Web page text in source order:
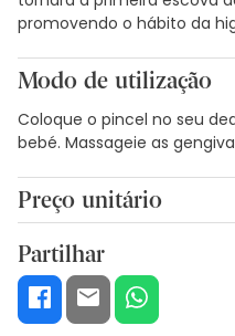
promovendo o hábito da
Modo de utilização
Coloque o pincel no seu
bebé. Massageie as
Preço unitário
Partilhar